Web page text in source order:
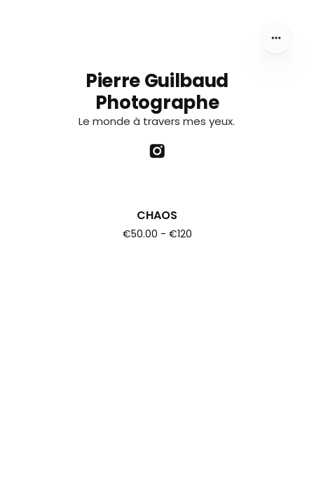
Pierre Guilbaud
Photographe
Le monde à travers mes yeux.
CHAOS
€50.00 - €120